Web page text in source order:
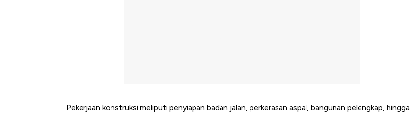
Pekerjaan konstruksi meliputi penyiapan badan jalan, perkerasan aspal, bangunan pelengkap, hingga